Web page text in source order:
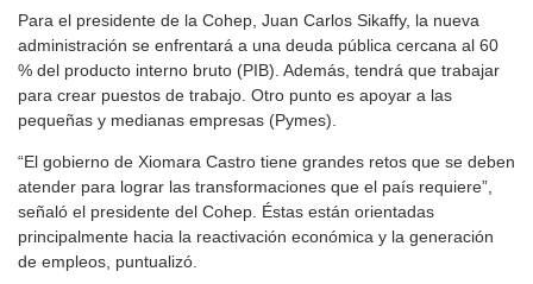
Para el presidente de la Cohep, Juan Carlos Sikaffy, la nueva
administración se enfrentará a una deuda pública cercana al 60
% del producto interno bruto (PIB). Además, tendrá que trabajar
para crear puestos de trabajo. Otro punto es apoyar a las
pequeñas y medianas empresas (Pymes).
“El gobierno de Xiomara Castro tiene grandes retos que se deben
atender para lograr las transformaciones que el país requiere”,
señaló el presidente del Cohep. Éstas están orientadas
principalmente hacia la reactivación económica y la generación
de empleos, puntualizó.